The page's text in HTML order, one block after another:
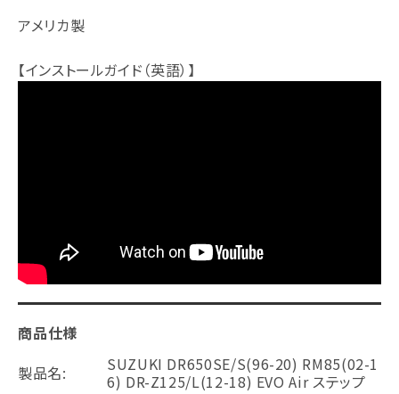
アメリカ製
【インストールガイド（英語）】
商品仕様
製品名:
SUZUKI DR650SE/S(96-20) RM85(02-1
6) DR-Z125/L(12-18) EVO Air ステップ